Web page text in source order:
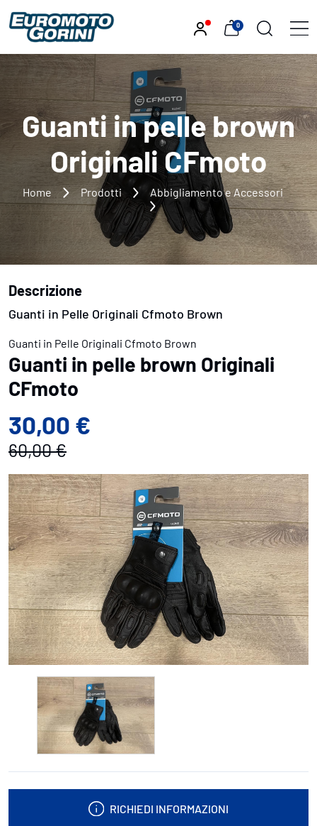
0
Guanti in pelle brown
Originali CFmoto
Home Prodotti Abbigliamento e Accessori
Guanti in pelle brown Originali
CFmoto
30,00 €
60,00 €
Descrizione
Guanti in Pelle Originali Cfmoto Brown
Guanti in Pelle Originali Cfmoto Brown
RICHIEDI INFORMAZIONI